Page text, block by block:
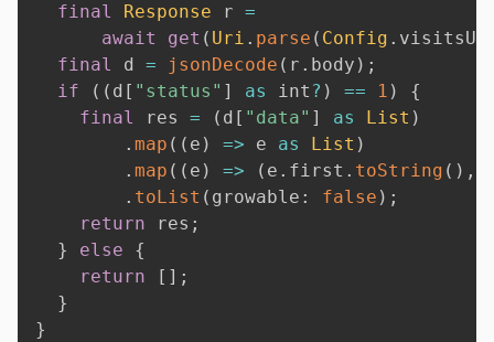
final
Response r =
await
get ( Uri . parse ( Config .
final
d = jsonDecode ( r . body ) ;
if
( ( d [ "status" ] as int ? ) == 1 )
{
final
res = ( d [ "data" ] as List )
. map ( ( e ) => e as List )
. map ( ( e ) => ( e . first . toString ( ) ,
. toList ( growable : false ) ;
return res ;
}
else
{
return
[ ] ;
}
}